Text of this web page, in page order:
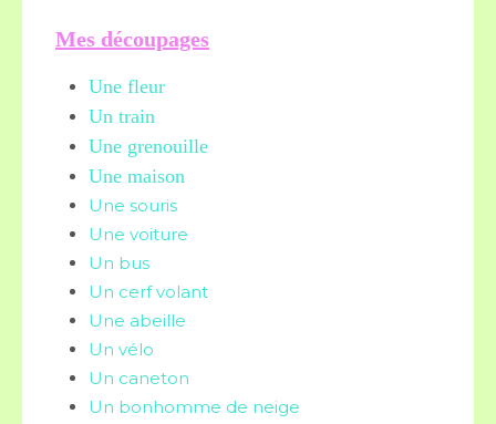
Mes découpages
Une fleur
Un train
Une grenouille
Une maison
Une souris
Une voiture
Un bus
Un cerf volant
Une abeille
Un vélo
Un caneton
Un bonhomme de neige